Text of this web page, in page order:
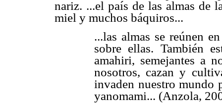
nariz. ...el país de las almas de
miel y muchos báquiros...
...las almas se reúnen
sobre ellas. También
amahiri, semejantes a
nosotros, cazan y
invaden nuestro mundo
yanomami... (Anzola,